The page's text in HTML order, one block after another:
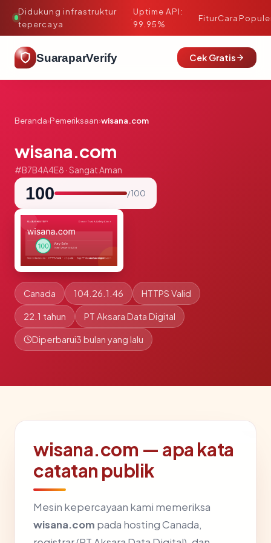
Didukung infrastruktur
tepercaya
·
Uptime API:
99.95%
FiturCara
SuaraparVerify Cek Gratis
Beranda›Pemeriksaan›wisana.com
wisana.com
#B7B4A4E8 · Sangat Aman
100 / 100
Canada 104.26.1.46 HTTPS Valid
22.1 tahun PT Aksara Data Digital
Diperbarui3 bulan yang lalu
wisana.com — apa kata
catatan publik
Mesin kepercayaan kami memeriksa
wisana.com pada hosting Canada,